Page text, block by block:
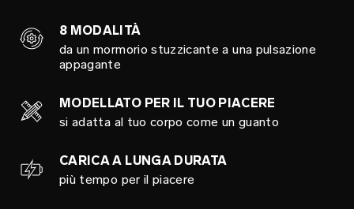
8 MODALITÀ
da un mormorio stuzzicante a una pulsazione
appagante
MODELLATO PER IL TUO PIACERE
si adatta al tuo corpo come un guanto
CARICA A LUNGA DURATA
più tempo per il piacere